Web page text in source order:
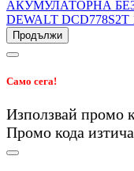
АКУМУЛАТОРНА
DEWALT DCD778S2T
Продължи
Само сега!
Използвай промо
Промо кода